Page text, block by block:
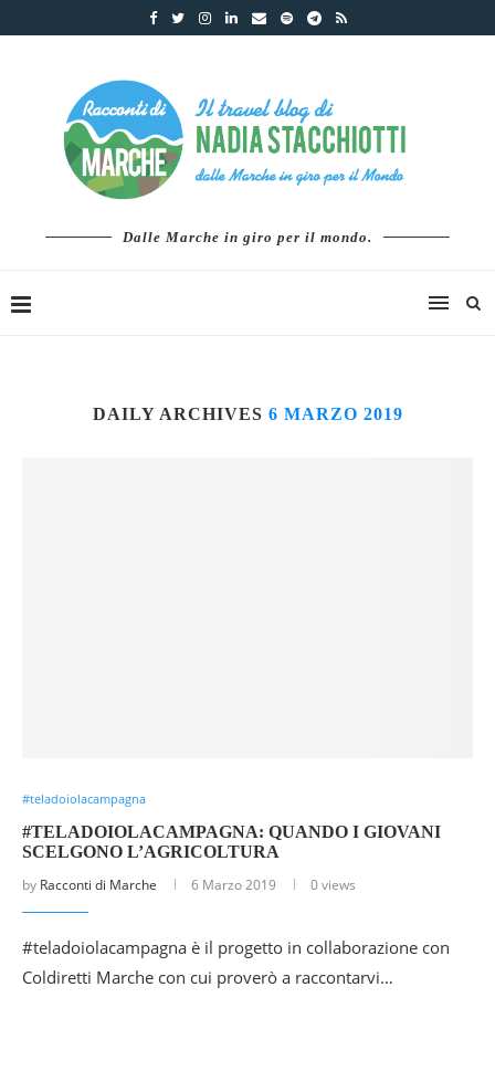
Dalle Marche in giro per il mondo.
DAILY ARCHIVES 6 MARZO 2019
#teladoiolacampagna
#TELADOIOLACAMPAGNA: QUANDO I GIOVANI
SCELGONO L’AGRICOLTURA
by Racconti di Marche 6 Marzo 2019 0 views
#teladoiolacampagna è il progetto in collaborazione con
Coldiretti Marche con cui proverò a raccontarvi…